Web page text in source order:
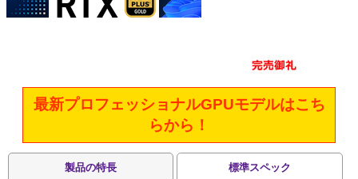
最新プロフェッショナルGPUモデルはこち
らから！
製品の特長 標準スペック